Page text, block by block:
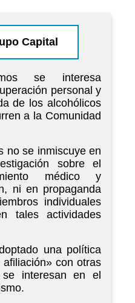
Capital
se interesa
personal y
de los alcohólicos
a la Comunidad
no se inmiscuye en
sobre el
médico y
ni en propaganda
individuales
tales actividades
una política
con otras
se interesan en el